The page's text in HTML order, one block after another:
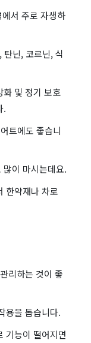
서 주로 자생하
탄닌, 코르닌, 식
화 및 정기 보호
.
트에도 좋습니
이 마시는데요.
한약재나 차로
리하는 것이 좋
용을 돕습니다.
기능이 떨어지면